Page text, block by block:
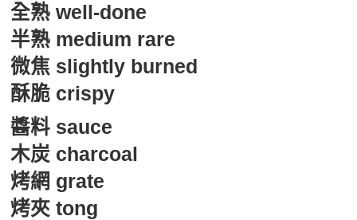
全熟 well-done
半熟 medium rare
微焦 slightly burned
酥脆 crispy
醬料 sauce
木炭 charcoal
烤網 grate
烤夾 tong